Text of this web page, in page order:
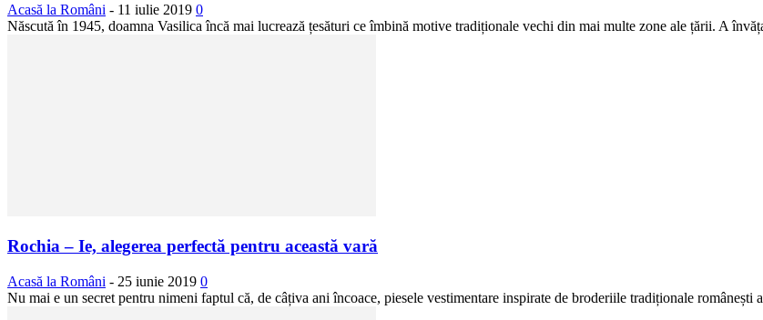
Acasă la Români - 11 iulie 2019 0
Născută în 1945, doamna Vasilica încă mai lucrează țesături ce îmbină motive tradiționale vechi din mai multe zone ale țării. A
Rochia – Ie, alegerea perfectă pentru această vară
Acasă la Români - 25 iunie 2019 0
Nu mai e un secret pentru nimeni faptul că, de câțiva ani încoace, piesele vestimentare inspirate de broderiile tradiționale românești